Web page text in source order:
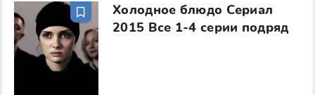
Холодное блюдо Сериал
2015 Все 1-4 серии подряд